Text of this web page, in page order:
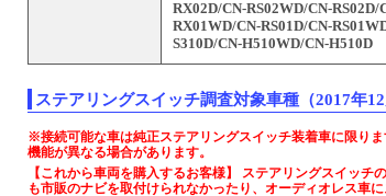
RX02D/CN-RS02WD/CN-
RX01WD/CN-RS01D/CN-
S310D/CN-H510WD/CN-H510D
ステアリングスイッチ調査対象車種（2017年12
※接続可能な車は純正ステアリングスイッチ装着車に限り
機能が異なる場合があります。
【これから車両を購入するお客様】 ステアリングスイッ
も市販のナビを取付けられなかったり、オーディオレス